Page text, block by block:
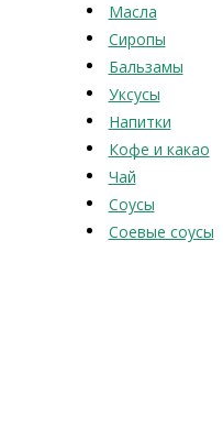
Масла
Сиропы
Бальзамы
Уксусы
Напитки
Кофе и какао
Чай
Соусы
Соевые соусы